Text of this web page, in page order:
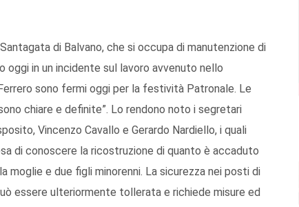
di Balvano, che si occupa di manutenzione di
oggi in un incidente sul lavoro avvenuto nello
sono fermi oggi per la festività Patronale. Le
chiare e definite”. Lo rendono noto i segretari
Vincenzo Cavallo e Gerardo Nardiello, i quali
di conoscere la ricostruzione di quanto è accaduto
moglie e due figli minorenni. La sicurezza nei posti di
essere ulteriormente tollerata e richiede misure ed